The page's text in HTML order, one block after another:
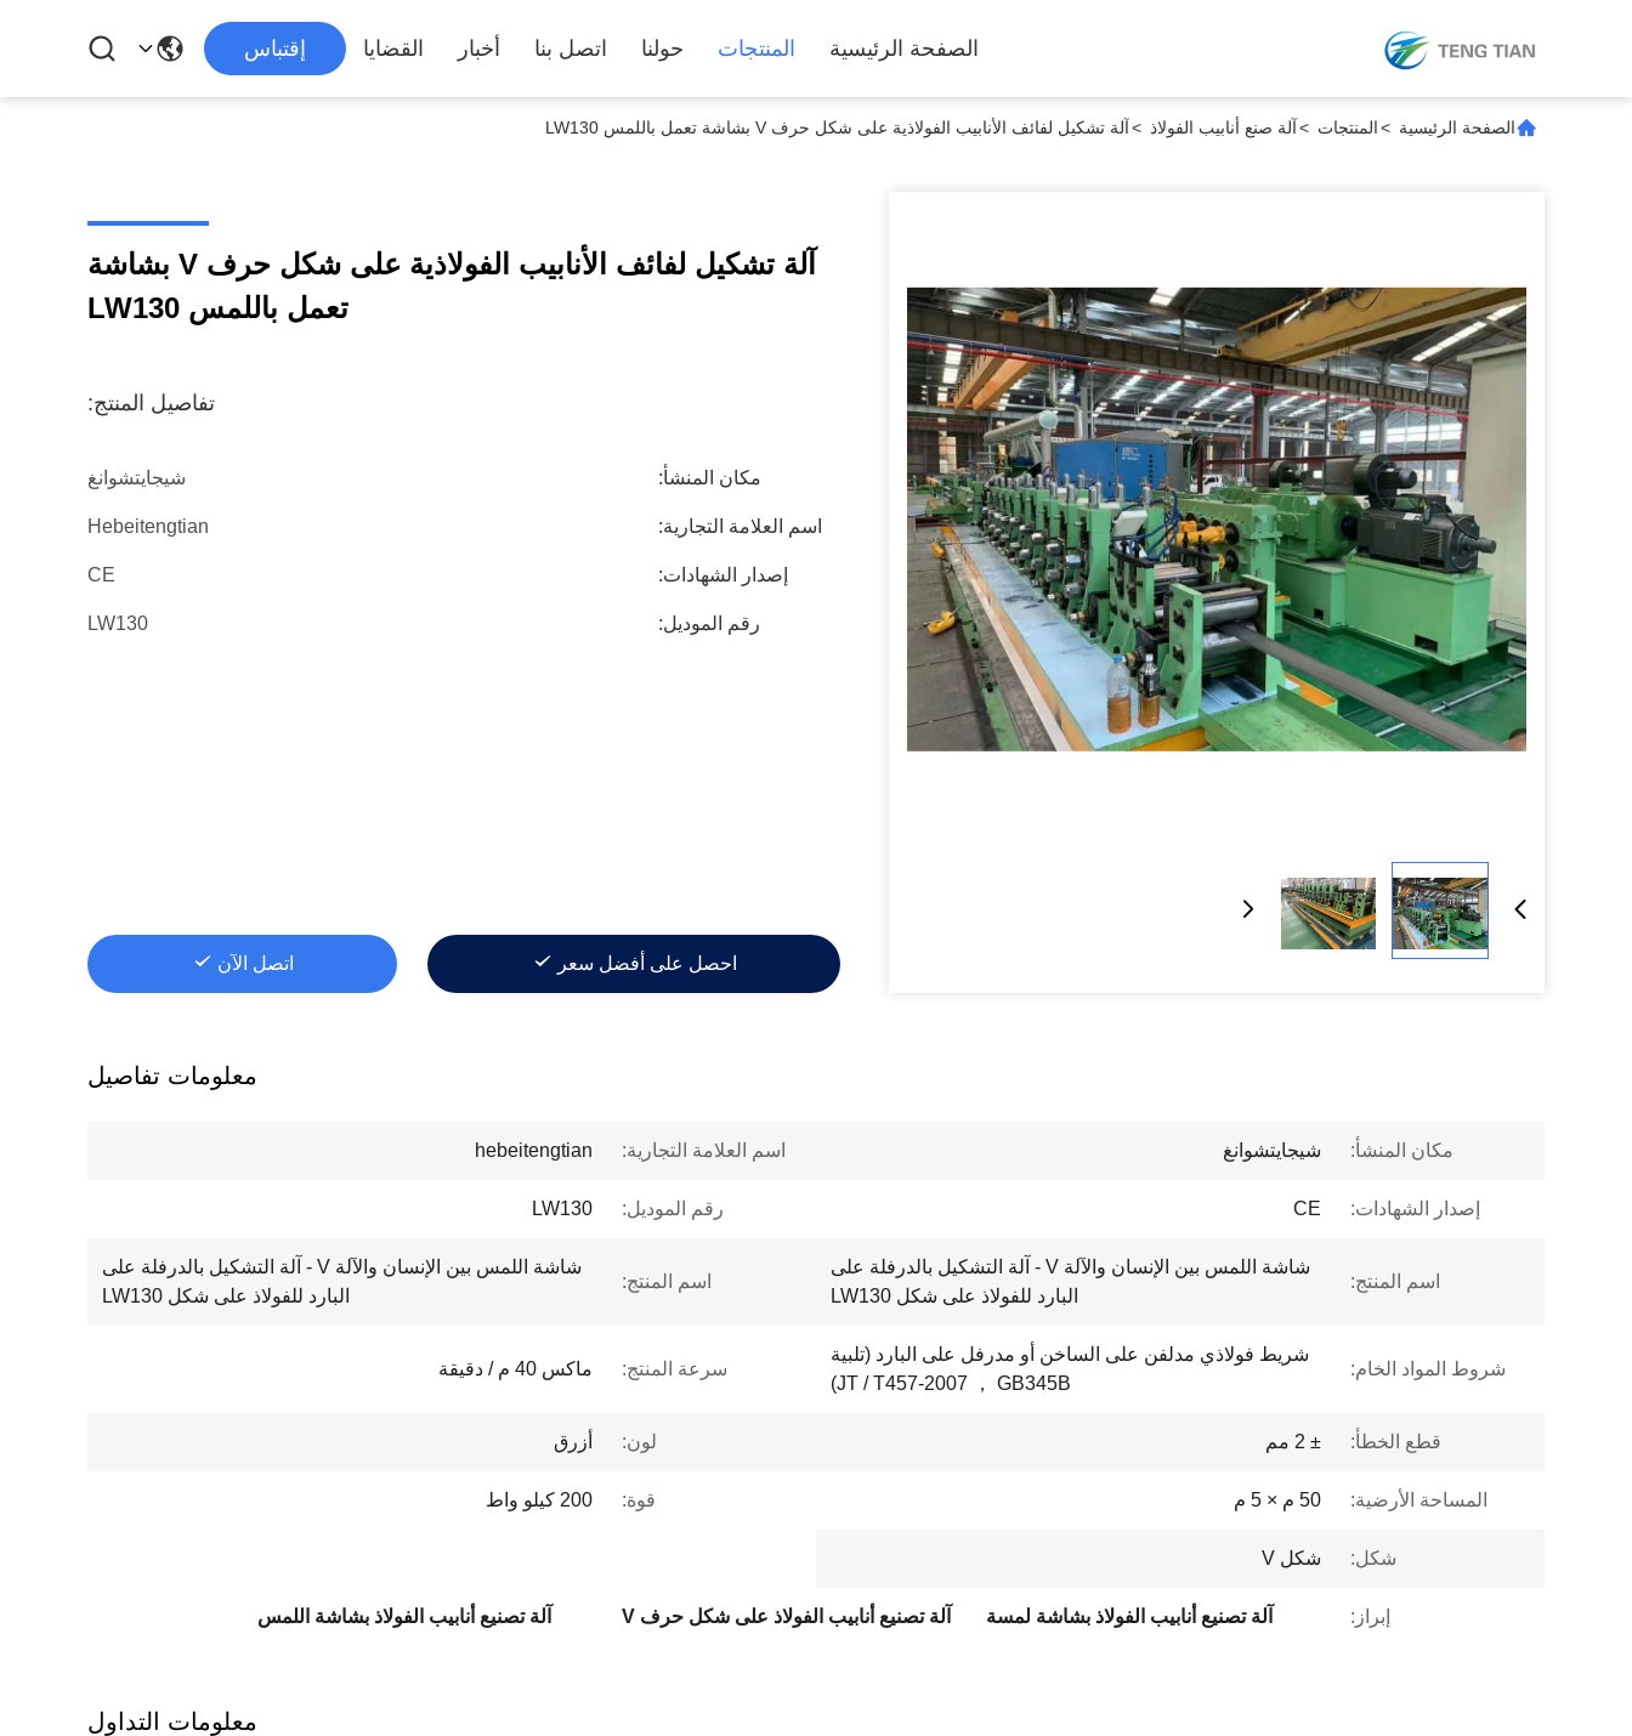
الصفحة الرئيسية المنتجات حولنا اتصل بنا أخبار القضايا إقتباس
الصفحة الرئيسية >المنتجات >آلة صنع أنابيب الفولاذ >آلة تشكيل لفائف الأنابيب الفولاذية على شكل حرف V بشاشة تعمل باللمس LW130
آلة تشكيل لفائف الأنابيب الفولاذية على شكل حرف V بشاشة
تعمل باللمس LW130
تفاصيل المنتج:
مكان المنشأ: شيجايتشوانغ
اسم العلامة التجارية: Hebeitengtian
إصدار الشهادات: CE
رقم الموديل: LW130
احصل على أفضل سعر اتصل الآن
معلومات تفاصيل
مكان المنشأ: شيجايتشوانغ اسم العلامة التجارية: hebeitengtian
إصدار الشهادات: CE رقم الموديل: LW130
اسم المنتج:
شاشة اللمس بين الإنسان والآلة V - آلة التشكيل بالدرفلة على
البارد للفولاذ على شكل LW130
اسم المنتج:
شاشة اللمس بين الإنسان والآلة V - آلة التشكيل بالدرفلة على
البارد للفولاذ على شكل LW130
شروط المواد الخام:
شريط فولاذي مدلفن على الساخن أو مدرفل على البارد (تلبية
JT / T457-2007 ， GB345B)
سرعة المنتج: ماكس 40 م / دقيقة
قطع الخطأ: ± 2 مم لون: أزرق
المساحة الأرضية: 50 م × 5 م قوة: 200 كيلو واط
شكل: شكل V
إبراز: آلة تصنيع أنابيب الفولاذ بشاشة لمسة آلة تصنيع أنابيب الفولاذ على شكل حرف V آلة تصنيع أنابيب الفولاذ بشاشة اللمس
معلومات التداول